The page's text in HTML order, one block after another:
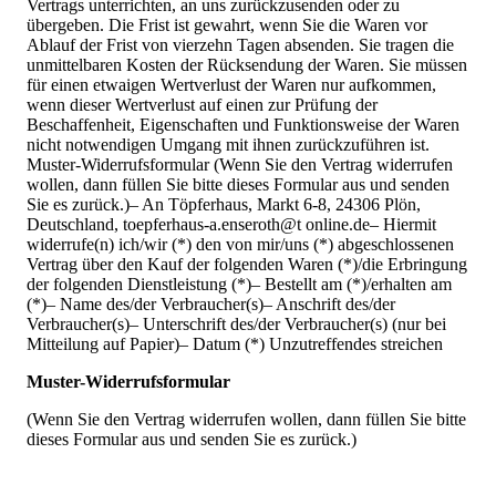
Vertrags unterrichten, an uns zurückzusenden oder zu
übergeben. Die Frist ist gewahrt, wenn Sie die Waren vor
Ablauf der Frist von vierzehn Tagen absenden. Sie tragen die
unmittelbaren Kosten der Rücksendung der Waren. Sie müssen
für einen etwaigen Wertverlust der Waren nur aufkommen,
wenn dieser Wertverlust auf einen zur Prüfung der
Beschaffenheit, Eigenschaften und Funktionsweise der Waren
nicht notwendigen Umgang mit ihnen zurückzuführen ist.
Muster-Widerrufsformular (Wenn Sie den Vertrag widerrufen
wollen, dann füllen Sie bitte dieses Formular aus und senden
Sie es zurück.)– An Töpferhaus, Markt 6-8, 24306 Plön,
Deutschland, toepferhaus-a.enseroth@t online.de– Hiermit
widerrufe(n) ich/wir (*) den von mir/uns (*) abgeschlossenen
Vertrag über den Kauf der folgenden Waren (*)/die Erbringung
der folgenden Dienstleistung (*)– Bestellt am (*)/erhalten am
(*)– Name des/der Verbraucher(s)– Anschrift des/der
Verbraucher(s)– Unterschrift des/der Verbraucher(s) (nur bei
Mitteilung auf Papier)– Datum (*) Unzutreffendes streichen
Muster-Widerrufsformular
(Wenn Sie den Vertrag widerrufen wollen, dann füllen Sie bitte
dieses Formular aus und senden Sie es zurück.)